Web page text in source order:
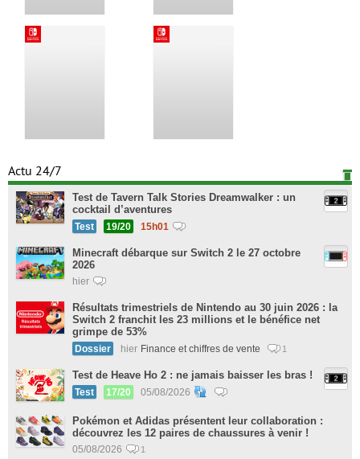
Actu 24/7
Test de Tavern Talk Stories Dreamwalker : un
cocktail d’aventures
Test 19/20 15h01
Minecraft débarque sur Switch 2 le 27 octobre
2026
hier
Résultats trimestriels de Nintendo au 30 juin 2026 : la
Switch 2 franchit les 23 millions et le bénéfice net
grimpe de 53%
Dossier hier Finance et chiffres de vente 1
Test de Heave Ho 2 : ne jamais baisser les bras !
Test 17/20 05/08/2026
Pokémon et Adidas présentent leur collaboration :
découvrez les 12 paires de chaussures à venir !
05/08/2026 1